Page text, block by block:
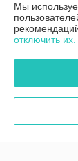
Доставка и
График
Политика
Мы
отключить их.